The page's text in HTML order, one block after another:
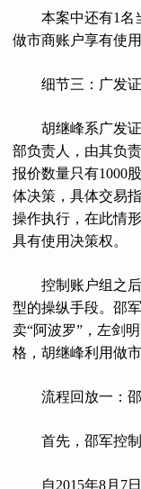
本案中还有1名当
做市商账户享有使用
细节三：广发证
胡继峰系广发证
部负责人，由其负
报价数量只有1000
体决策，具体交易
操作执行，在此情
具有使用决策权。
控制账户组之后
型的操纵手段。邵
卖“阿波罗”，左剑
格，胡继峰利用做
流程回放一：邵
首先，邵军控制“
自2015年8月7日